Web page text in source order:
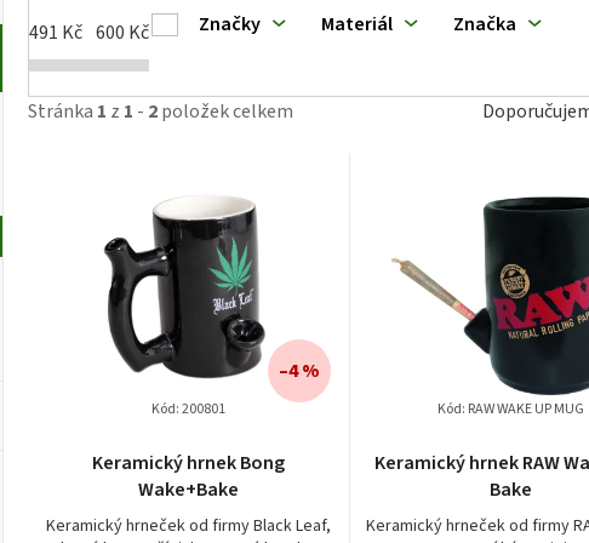
Stránka 1 z 1 - 2položek celkem
Ř
z
e
n
í
p
r
o
491 Kč 600 Kč Značky Materiál Značka
ý
p
i
Keramický hrnek Bong
Wake+Bake
Keramický hrneček od firmy Black Leaf,
hodnocení
produktu
je
–4 %
Kód:200801
Keramický hrnek RAW
Bake
Keramický hrneček od firmy
Kód: RAW WAKE UP MUG